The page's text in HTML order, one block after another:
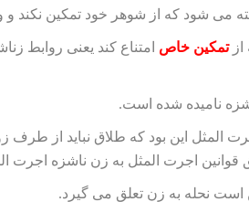
می شود که از شوهر خود تمکین نکند و
ازتمکین خاص امتناع کند یعنی روابط
نامیده شده است.
المثل این بود که طلاق نباید از طرف
قوانین اجرت المثل به زن ناشزه اجرت
نحله به زن تعلق می گیرد.